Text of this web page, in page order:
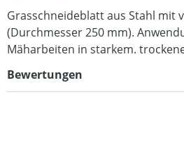
Grasschneideblatt aus Stahl mit
(Durchmesser 250 mm).
Mäharbeiten in starkem.
Bewertungen